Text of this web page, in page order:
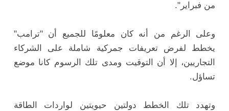
من فبراير".
وعلى الرغم من أنه كان معلومًا للجميع أن "ترامب"
يخطط لفرض تعريفات جمركية شاملة على الشركاء
التجاريين، إلا أن التوقيت ومدى تلك الرسوم كانا موضع
تساؤل.
وتهدد تلك الخطط دولتين حيويتين لواردات الطاقة